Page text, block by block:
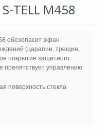
TELL M458
обезопасит экран
(царапин, трещин,
покрытие защитного
препятствует управлению
поверхность стекла